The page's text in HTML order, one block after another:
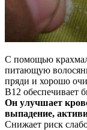
С помощью
питающую
пряди и хорошо
В12 обеспечивает
Он улучшает
выпадение,
Снижает риск